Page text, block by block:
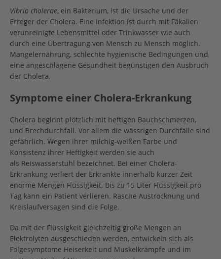
Vibrio cholerae, ein Bakterium, ist die Ursache und der
Erreger der Cholera. Eine Infektion ist durch mit Fäkalien
verunreinigte Lebensmittel oder Trinkwasser wie auch
durch eine Übertragung von Mensch zu Mensch möglich.
Mangelernährung, schlechte hygienische Bedingungen und
eine angeschlagene Gesundheit begünstigen den Ausbruch
der Cholera.
Symptome einer Cholera-Erkrankung
Cholera beginnt plötzlich mit heftigen Bauchschmerzen,
und Brechdurchfall. Vor allem die wässrigen Durchfälle sind
gefährlich. Wegen ihrer milchig-weißen Farbe und
Konsistenz ihrer Heftigkeit werden sie auch
als Reiswasserstuhl bezeichnet. Bei einer Cholera-
Erkrankung verliert der Erkrankte innerhalb kurzer Zeit
enorme Mengen Flüssigkeit. Bis zu 15 Liter Flüssigkeit pro
Tag kann ein Patient verlieren. Rasche Austrocknung und
Kreislaufversagen sind die Folge.
Da mit der Flüssigkeit gleichzeitig große Mengen an
Elektrolyten ausgeschieden werden, entwickeln sich als
Folgesymptome Heiserkeit und Muskelkrämpfe und im